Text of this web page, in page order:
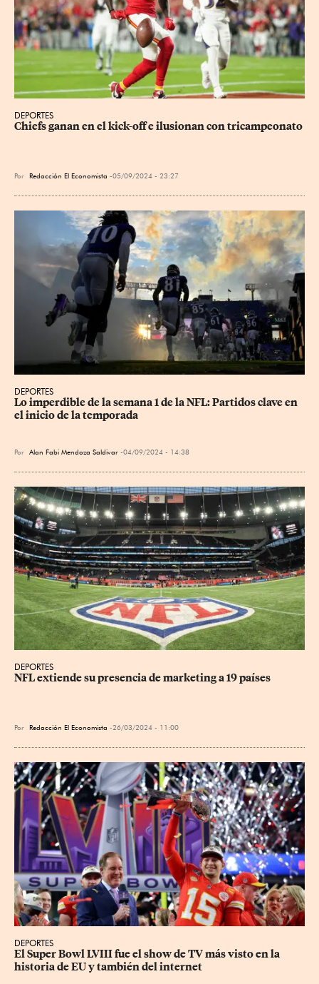
DEPORTES
Chiefs ganan en el kick-off e ilusionan con tricampeonato
Por Redacción El Economista 05/09/2024 - 23:27
DEPORTES
Lo imperdible de la semana 1 de la NFL: Partidos clave en
el inicio de la temporada
Por Alan Fabi Mendoza Saldivar 04/09/2024 - 14:38
DEPORTES
NFL extiende su presencia de marketing a 19 países
Por Redacción El Economista 26/03/2024 - 11:00
DEPORTES
El Super Bowl LVIII fue el show de TV más visto en la
historia de EU y también del internet